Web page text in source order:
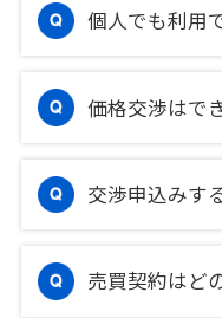
個人でも利用
価格交渉はで
交渉申込みす
売買契約はど